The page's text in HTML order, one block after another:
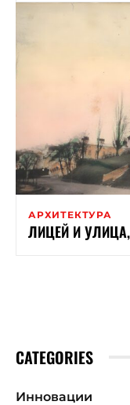
АРХИТЕКТУРА
ЛИЦЕЙ И
CATEGORIES
Инновации